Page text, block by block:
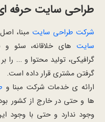
طراحی سایت حرفه
شرکت طراحی سایت مبنا،
سایت های خلاقانه، سئو
گرافیکی، تولید محتوا و ...
گرفتن مشتری قرار داده است.
ارائه ی خدمات شرکت مبنا و
ها و حتی در خارج از کشور
وجود ندارد و حتی با وجود